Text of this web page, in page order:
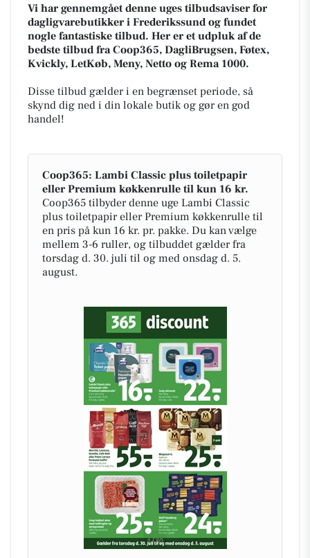
Vi har gennemgået denne uges tilbudsaviser for
dagligvarebutikker i Frederikssund og fundet
nogle fantastiske tilbud. Her er et udpluk af de
bedste tilbud fra Coop365, DagliBrugsen, Føtex,
Kvickly, LetKøb, Meny, Netto og Rema 1000.
Disse tilbud gælder i en begrænset periode, så
skynd dig ned i din lokale butik og gør en god
handel!
Coop365: Lambi Classic plus toiletpapir
eller Premium køkkenrulle til kun 16 kr.
Coop365 tilbyder denne uge Lambi Classic
plus toiletpapir eller Premium køkkenrulle til
en pris på kun 16 kr. pr. pakke. Du kan vælge
mellem 3-6 ruller, og tilbuddet gælder fra
torsdag d. 30. juli til og med onsdag d. 5.
august.